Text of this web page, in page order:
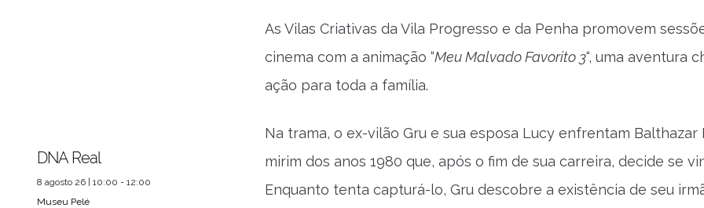
As Vilas Criativas da Vila Progresso e da Penha promovem
cinema com a animação “Meu Malvado Favorito 3“, uma aventura
ação para toda a família.
Na trama, o ex-vilão Gru e sua esposa Lucy enfrentam
mirim dos anos 1980 que, após o fim de sua carreira, decide se
Enquanto tenta capturá-lo, Gru descobre a existência de seu
DNA Real
8 agosto 26 | 10:00 - 12:00
Museu Pelé